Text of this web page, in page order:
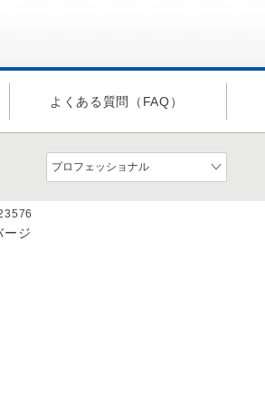
よくある質問（FAQ）
ージ